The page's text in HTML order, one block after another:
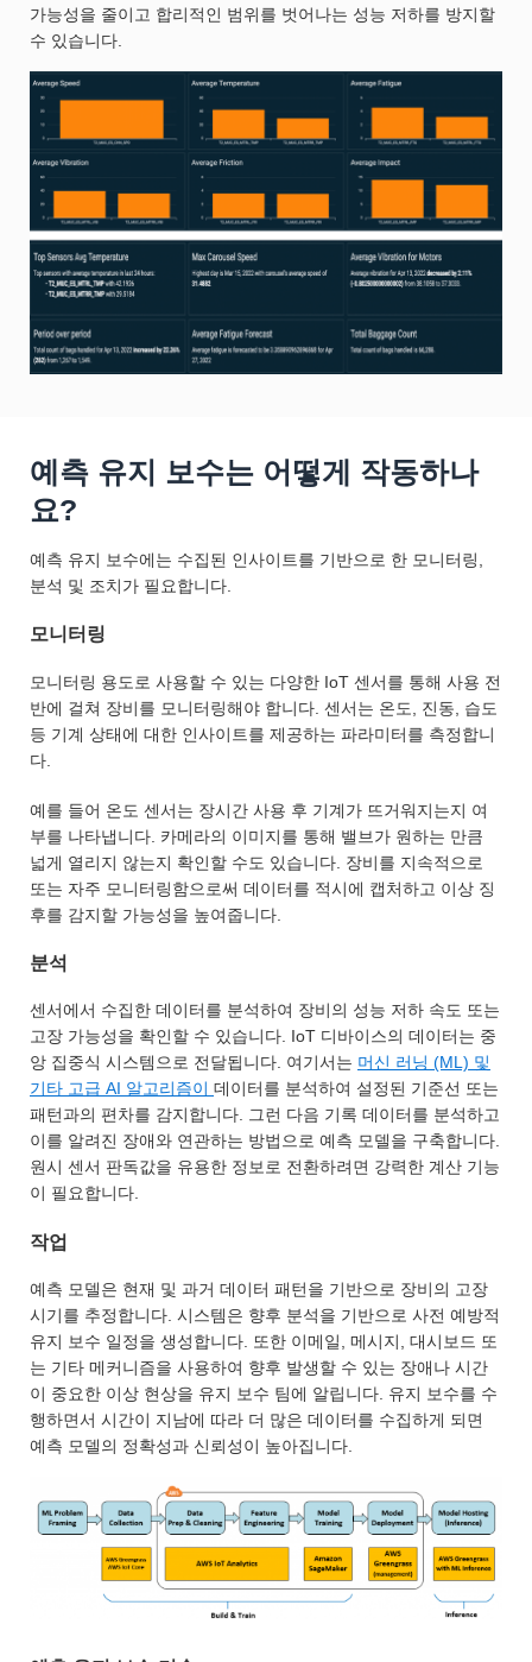
가능성을 줄이고 합리적인 범위를 벗어나는 성능 저하를 방지할
수 있습니다.
예측 유지 보수는 어떻게 작동하나
요?
예측 유지 보수에는 수집된 인사이트를 기반으로 한 모니터링,
분석 및 조치가 필요합니다.
모니터링
모니터링 용도로 사용할 수 있는 다양한 IoT 센서를 통해 사용 전
반에 걸쳐 장비를 모니터링해야 합니다. 센서는 온도, 진동, 습도
등 기계 상태에 대한 인사이트를 제공하는 파라미터를 측정합니
다.
예를 들어 온도 센서는 장시간 사용 후 기계가 뜨거워지는지 여
부를 나타냅니다. 카메라의 이미지를 통해 밸브가 원하는 만큼
넓게 열리지 않는지 확인할 수도 있습니다. 장비를 지속적으로
또는 자주 모니터링함으로써 데이터를 적시에 캡처하고 이상 징
후를 감지할 가능성을 높여줍니다.
분석
센서에서 수집한 데이터를 분석하여 장비의 성능 저하 속도 또는
고장 가능성을 확인할 수 있습니다. IoT 디바이스의 데이터는 중
앙 집중식 시스템으로 전달됩니다. 여기서는 머신 러닝 (ML) 및
기타 고급 AI 알고리즘이 데이터를 분석하여 설정된 기준선 또는
패턴과의 편차를 감지합니다. 그런 다음 기록 데이터를 분석하고
이를 알려진 장애와 연관하는 방법으로 예측 모델을 구축합니다.
원시 센서 판독값을 유용한 정보로 전환하려면 강력한 계산 기능
이 필요합니다.
작업
예측 모델은 현재 및 과거 데이터 패턴을 기반으로 장비의 고장
시기를 추정합니다. 시스템은 향후 분석을 기반으로 사전 예방적
유지 보수 일정을 생성합니다. 또한 이메일, 메시지, 대시보드 또
는 기타 메커니즘을 사용하여 향후 발생할 수 있는 장애나 시간
이 중요한 이상 현상을 유지 보수 팀에 알립니다. 유지 보수를 수
행하면서 시간이 지남에 따라 더 많은 데이터를 수집하게 되면
예측 모델의 정확성과 신뢰성이 높아집니다.